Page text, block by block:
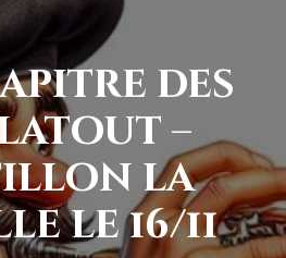
des
–
la
le 16/11